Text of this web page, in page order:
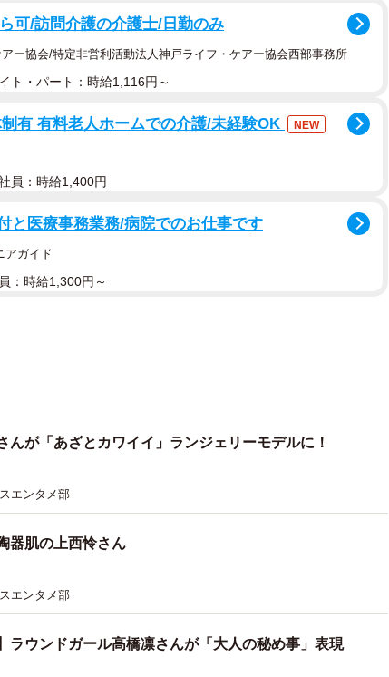
可/訪問介護の介護士/日勤のみ
ー協会/特定非営利活動法人神戸ライフ・ケアー協会西部事務所
ト・パート：時給1,116円～
有 有料老人ホームでの介護/未経験OK NEW
員：時給1,400円
と医療事務業務/病院でのお仕事です
アガイド
：時給1,300円～
んが「あざとカワイイ」ランジェリーモデルに！
エンタメ部
器肌の上西怜さん
エンタメ部
ラウンドガール高橋凛さんが「大人の秘め事」表現